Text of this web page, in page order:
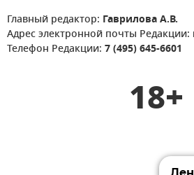
Главный редактор: Гаврилова А.В.
Адрес электронной почты Редакции:
Телефон Редакции: 7 (495) 645-6601
18+